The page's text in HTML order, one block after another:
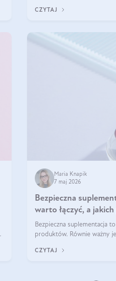
naczyń połączonych.
CZYTAJ
Maria Knapik
7 maj 2026
Bezpieczna
warto łączyć, a
Bezpieczna suplementacja
produktów. Równie ważny
łączyć suplementy diety?
CZYTAJ